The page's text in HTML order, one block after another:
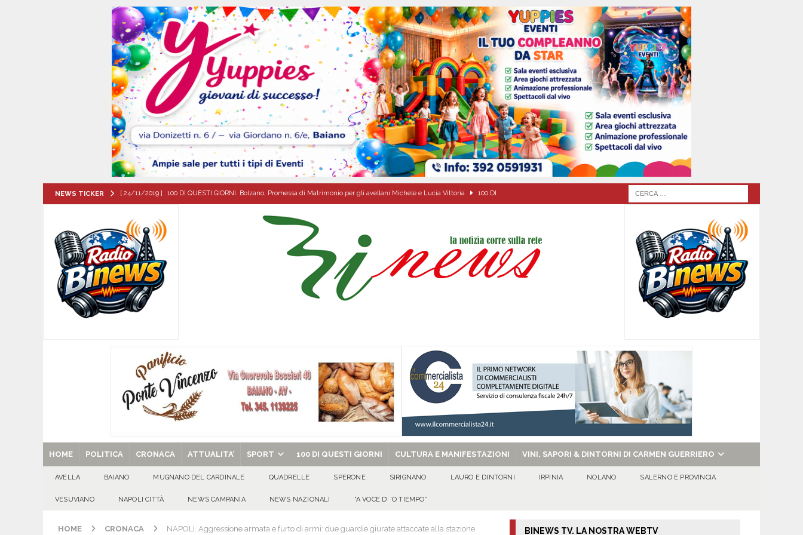
NEWS TICKER [ 24/11/2019 ] 100 DI QUESTI GIORNI. Bolzano, Promessa di Matrimonio per gli avellani Michele e Lucia Vittoria 100 DI
[ 07/08/2026 ] Visciano celebra Padre Arturo D’Onofrio: due giorni di fede nel ricordo del fondatore
MANIFESTAZIONI
[ 07/08/2026 ] MUGNANO DEL CARDINALE. L’Ipocrisia delle Apparenze e il Sociale Negato: il Caso del Centro Sociale mai
usato – abbandonato – vandalizzato e destinato al privato EVIDENZA
[ 07/08/2026 ]
una cultura collettiva. Nessuna crescita economica può prescindere dalla tutela della vita umana” CULTURA E
MANIFESTAZIONI
[ 07/08/2026 ] Casino senza KYC: cosa sono e come funzionano in Italia CULTURA E MANIFESTAZIONI
[ 29/08/2025 ] SANT’Oggi. Venerdì 29 agosto la chiesa celebra il Martirio di san Giovanni Battista e santa Sabina
HOME POLITICA CRONACA ATTUALITA’ SPORT 100 DI QUESTI GIORNI CULTURA E MANIFESTAZIONI VINI, SAPORI & DINTORNI DI CARMEN GUERRIERO
AVELLA BAIANO MUGNANO DEL CARDINALE QUADRELLE SPERONE SIRIGNANO LAURO E DINTORNI IRPINIA NOLANO SALERNO E PROVINCIA
VESUVIANO NAPOLI CITTÀ NEWS CAMPANIA NEWS NAZIONALI “A VOCE D’ ‘O TIEMPO”
HOME CRONACA NAPOLI. Aggressione armata e furto di armi: due guardie giurate attaccate alla stazione BINEWS TV. LA NOSTRA WEBTV